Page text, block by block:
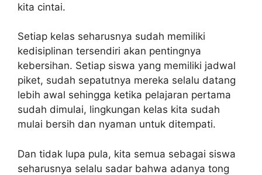
kita cintai.
Setiap kelas seharusnya sudah memiliki
kedisiplinan tersendiri akan pentingnya
kebersihan. Setiap siswa yang memiliki jadwal
piket, sudah sepatutnya mereka selalu datang
lebih awal sehingga ketika pelajaran pertama
sudah dimulai, lingkungan kelas kita sudah
mulai bersih dan nyaman untuk ditempati.
Dan tidak lupa pula, kita semua sebagai siswa
seharusnya selalu sadar bahwa adanya tong